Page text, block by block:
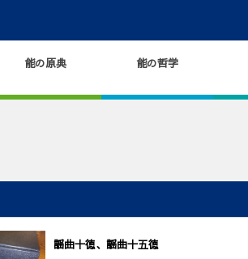
能の原典 能の哲学
謡曲十徳、謡曲十五徳